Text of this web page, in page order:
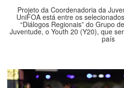
Projeto da Coordenadoria da
UniFOA está entre os
“Diálogos Regionais” do Grupo
Juventude, o Youth 20 (Y20), que
país